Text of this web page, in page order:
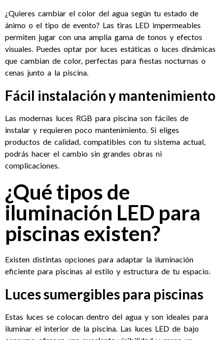
¿Quieres cambiar el color del agua según tu estado de
ánimo o el tipo de evento? Las tiras LED impermeables
permiten jugar con una amplia gama de tonos y efectos
visuales. Puedes optar por luces estáticas o luces dinámicas
que cambian de color, perfectas para fiestas nocturnas o
cenas junto a la piscina.
Fácil instalación y mantenimiento
Las modernas luces RGB para piscina son fáciles de
instalar y requieren poco mantenimiento. Si eliges
productos de calidad, compatibles con tu sistema actual,
podrás hacer el cambio sin grandes obras ni
complicaciones.
¿Qué tipos de
iluminación LED para
piscinas existen?
Existen distintas opciones para adaptar la iluminación
eficiente para piscinas al estilo y estructura de tu espacio.
Luces sumergibles para piscinas
Estas luces se colocan dentro del agua y son ideales para
iluminar el interior de la piscina. Las luces LED de bajo